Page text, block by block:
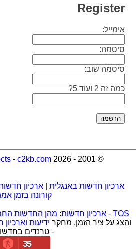
Register
אימייל:
סיסמה:
סיסמה שוב:
כמה זה 2 ועוד 5?
© 2001 - 2026
- c2kb.com
ארכיון חדשות באנגלית |ארכיון
קורונה בזמן
TOS
- ארכיון חדשות: מהן החדשות
והצג על ציר הזמן, מחקר ידיעות
- טרנדים
35